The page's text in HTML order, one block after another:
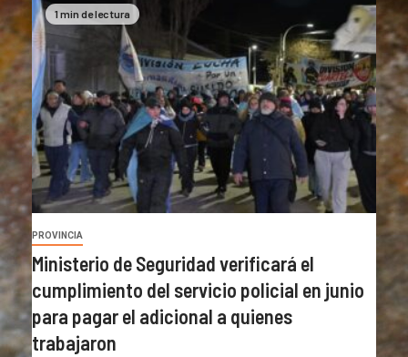
1 min de lectura
PROVINCIA
Ministerio de Seguridad verificará el
cumplimiento del servicio policial en junio
para pagar el adicional a quienes
trabajaron